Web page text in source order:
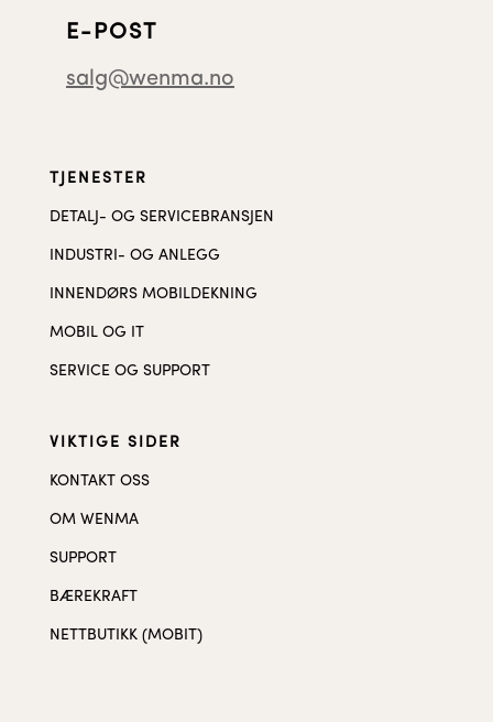
E-POST
salg@wenma.no
TJENESTER
DETALJ- OG SERVICEBRANSJEN
INDUSTRI- OG ANLEGG
INNENDØRS MOBILDEKNING
MOBIL OG IT
SERVICE OG SUPPORT
VIKTIGE SIDER
KONTAKT OSS
OM WENMA
SUPPORT
BÆREKRAFT
NETTBUTIKK (MOBIT)